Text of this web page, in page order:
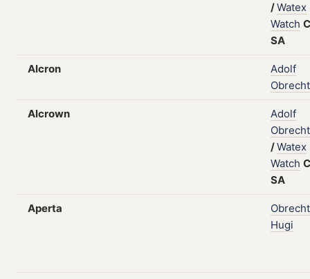
/Watex
Watch
SA
Alcron
Adolf
Obrecht
Alcrown
Adolf
Obrecht
/Watex
Watch
SA
Aperta
Hugi